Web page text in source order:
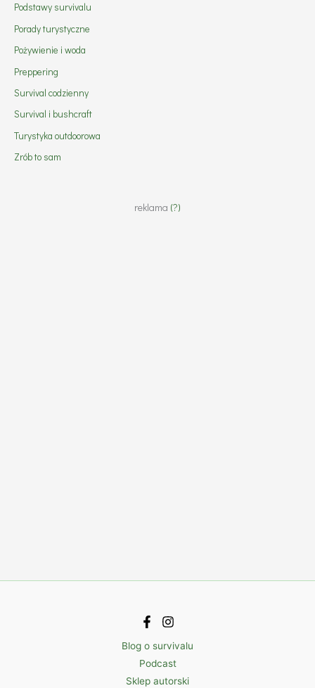
Podstawy survivalu
Porady turystyczne
Pożywienie i woda
Preppering
Survival codzienny
Survival i bushcraft
Turystyka outdoorowa
Zrób to sam
reklama (?)
Blog o survivalu
Podcast
Sklep autorski